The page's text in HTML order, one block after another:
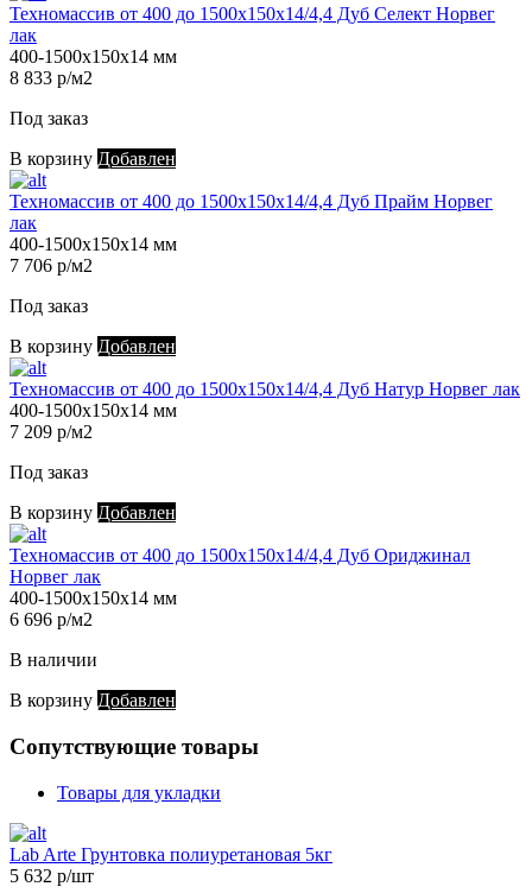
Техномассив от 400 до 1500х150х14/4,4 Дуб Селект Норвег
лак
400-1500х150х14 мм
8 833 р/м2
Под заказ
В корзину Добавлен
Техномассив от 400 до 1500х150х14/4,4 Дуб Прайм Норвег
лак
400-1500х150х14 мм
7 706 р/м2
Под заказ
В корзину Добавлен
Техномассив от 400 до 1500х150х14/4,4 Дуб Натур Норвег лак
400-1500х150х14 мм
7 209 р/м2
Под заказ
В корзину Добавлен
Техномассив от 400 до 1500х150х14/4,4 Дуб Ориджинал
Норвег лак
400-1500х150х14 мм
6 696 р/м2
В наличии
В корзину Добавлен
Сопутствующие товары
Товары для укладки
Lab Arte Грунтовка полиуретановая 5кг
5 632 р/шт